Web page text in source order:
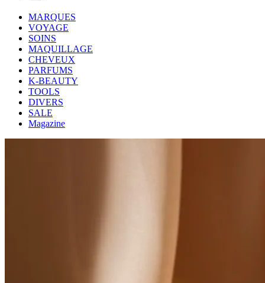
MARQUES
VOYAGE
SOINS
MAQUILLAGE
CHEVEUX
PARFUMS
K-BEAUTY
TOOLS
DIVERS
SALE
Magazine